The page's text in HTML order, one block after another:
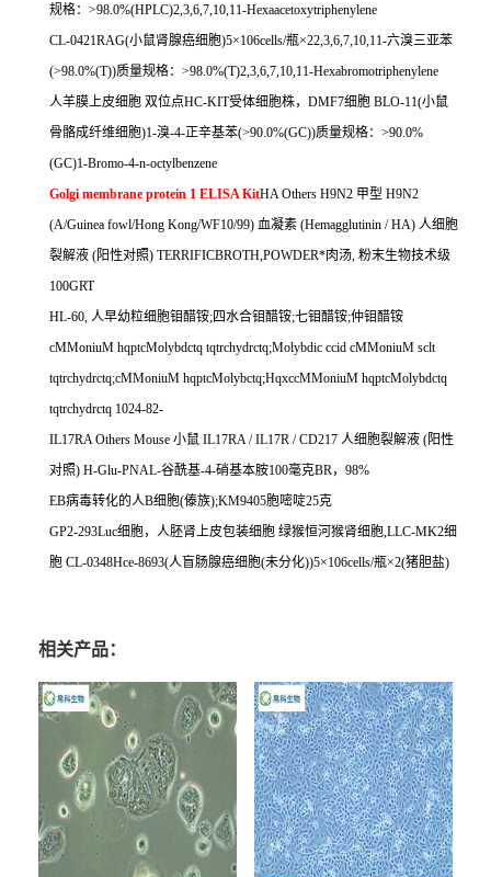
规格： >98.0%(HPLC)2,3,6,7,10,11-Hexaacetoxytriphenylene
CL-0421RAG(小鼠肾腺癌细胞)5×106cells/瓶×22,3,6,7,10,11-六溴三亚苯
(>98.0%(T))质量规格： >98.0%(T)2,3,6,7,10,11-Hexabromotriphenylene
人羊膜上皮细胞 双位点HC-KIT受体细胞株， DMF7细胞 BLO-11(小鼠
骨骼成纤维细胞)1-溴-4-正辛基苯(>90.0%(GC))质量规格： >90.0%
(GC)1-Bromo-4-n-octylbenzene
Golgi membrane protein 1 ELISA KitHA Others H9N2 甲型 H9N2
(A/Guinea fowl/Hong Kong/WF10/99) 血凝素 (Hemagglutinin / HA) 人细胞
裂解液 (阳性对照) TERRIFICBROTH,POWDER*肉汤, 粉末生物技术级
100GRT
HL-60, 人早幼粒细胞钼醋铵;四水合钼醋铵;七钼醋铵;仲钼醋铵
cMMoniuM hqptcMolybdctq tqtrchydrctq;Molybdic ccid cMMoniuM sclt
tqtrchydrctq;cMMoniuM hqptcMolybctq;HqxccMMoniuM hqptcMolybdctq
tqtrchydrctq 1024-82-
IL17RA Others Mouse 小鼠 IL17RA / IL17R / CD217 人细胞裂解液 (阳性
对照) H-Glu-PNAL-谷酰基-4-硝基本胺100毫克BR， 98%
EB病毒转化的人B细胞(傣族);KM9405胞嘧啶25克
GP2-293Luc细胞，人胚肾上皮包装细胞 绿猴恒河猴肾细胞,LLC-MK2细
胞 CL-0348Hce-8693(人盲肠腺癌细胞(未分化))5×106cells/瓶×2(猪胆盐)
相关产品：